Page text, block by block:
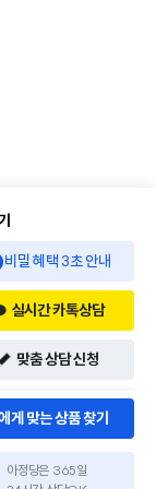
비밀 혜택 3초 안내
실시간 카톡상담
맞춤 상담 신청
게 맞는 상품 찾기
아정당은 365일